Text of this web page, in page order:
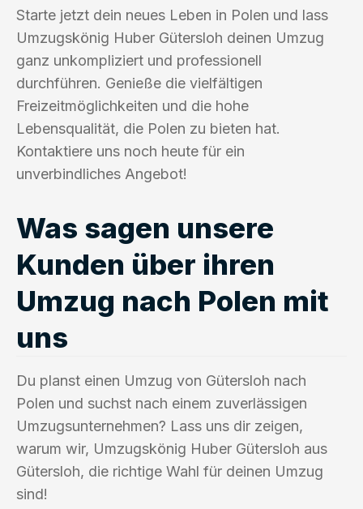
Starte jetzt dein neues Leben in Polen und lass
Umzugskönig Huber Gütersloh deinen Umzug
ganz unkompliziert und professionell
durchführen. Genieße die vielfältigen
Freizeitmöglichkeiten und die hohe
Lebensqualität, die Polen zu bieten hat.
Kontaktiere uns noch heute für ein
unverbindliches Angebot!
Was sagen unsere
Kunden über ihren
Umzug nach Polen mit
uns
Du planst einen Umzug von Gütersloh nach
Polen und suchst nach einem zuverlässigen
Umzugsunternehmen? Lass uns dir zeigen,
warum wir, Umzugskönig Huber Gütersloh aus
Gütersloh, die richtige Wahl für deinen Umzug
sind!